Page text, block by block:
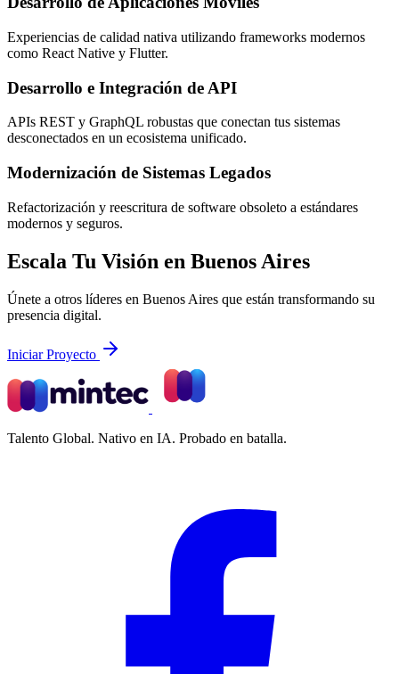
Experiencias de calidad nativa utilizando frameworks modernos
como React Native y Flutter.
Desarrollo e Integración de API
APIs REST y GraphQL robustas que conectan tus sistemas
desconectados en un ecosistema unificado.
Modernización de Sistemas Legados
Refactorización y reescritura de software obsoleto a estándares
modernos y seguros.
Escala Tu Visión en Buenos Aires
Únete a otros líderes en Buenos Aires que están transformando su
presencia digital.
Iniciar Proyecto
Talento Global. Nativo en IA. Probado en batalla.